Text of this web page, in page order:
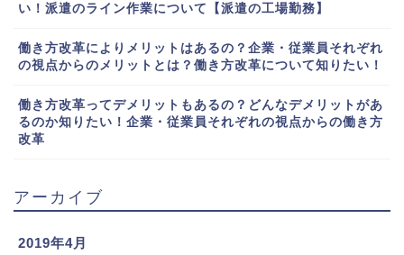
い！派遣のライン作業について【派遣の工場勤務】
働き方改革によりメリットはあるの？企業・従業員それぞれ
の視点からのメリットとは？働き方改革について知りたい！
働き方改革ってデメリットもあるの？どんなデメリットがあ
るのか知りたい！企業・従業員それぞれの視点からの働き方
改革
アーカイブ
2019年4月